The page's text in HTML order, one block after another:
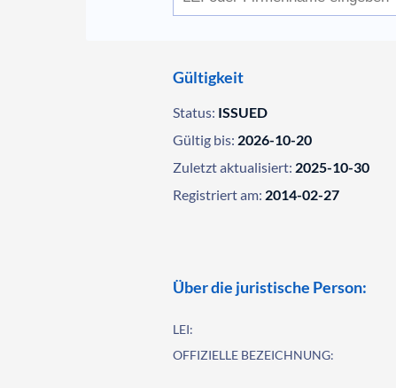
Gültigkeit
Status: ISSUED
Gültig bis: 2026-10-20
Zuletzt aktualisiert: 2025-10-30
Registriert am: 2014-02-27
Über die juristische Person:
LEI:
OFFIZIELLE BEZEICHNUNG: